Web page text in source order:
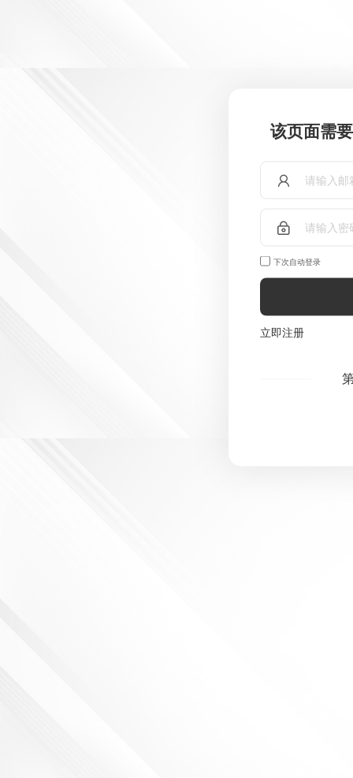
该页面需
下次自动登录
立即注册